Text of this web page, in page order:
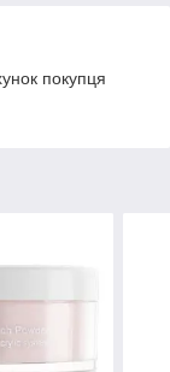
покупця